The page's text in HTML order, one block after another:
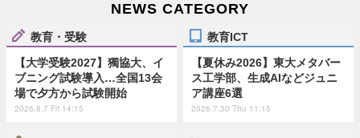
NEWS CATEGORY
教育・受験
【大学受験2027】獨協大、イ
ブニング試験導入…全国13会
場で夕方から試験開始
2026.8.7 Fri 14:15
教育ICT
【夏休み2026】東大メタバー
ス工学部、生成AIなどジュニ
ア講座6選
2026.7.30 Thu 11:15